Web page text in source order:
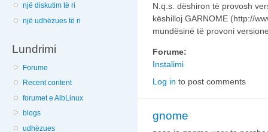
një diskutim të ri
një udhëzues të ri
Lundrimi
Forume
Recent content
forumet e AlbLinux
blogs
udhëzues
N.q.s. dëshiron të provosh
këshilloj GARNOME (http://
mundësinë të provoni
Forume:
Instalimi
Log in to post comments
gnome